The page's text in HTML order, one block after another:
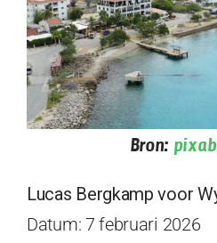
Bron:
Lucas Bergkamp voor
Datum: 7 februari 2026